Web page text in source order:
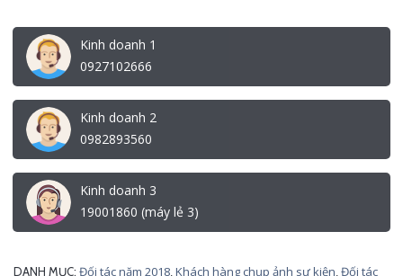
Kinh doanh 1
0927102666
Kinh doanh 2
0982893560
Kinh doanh 3
19001860 (máy lẻ 3)
DANH MỤC: Đối tác năm 2018,Khách hàng chụp ảnh sự kiện,Đối tác